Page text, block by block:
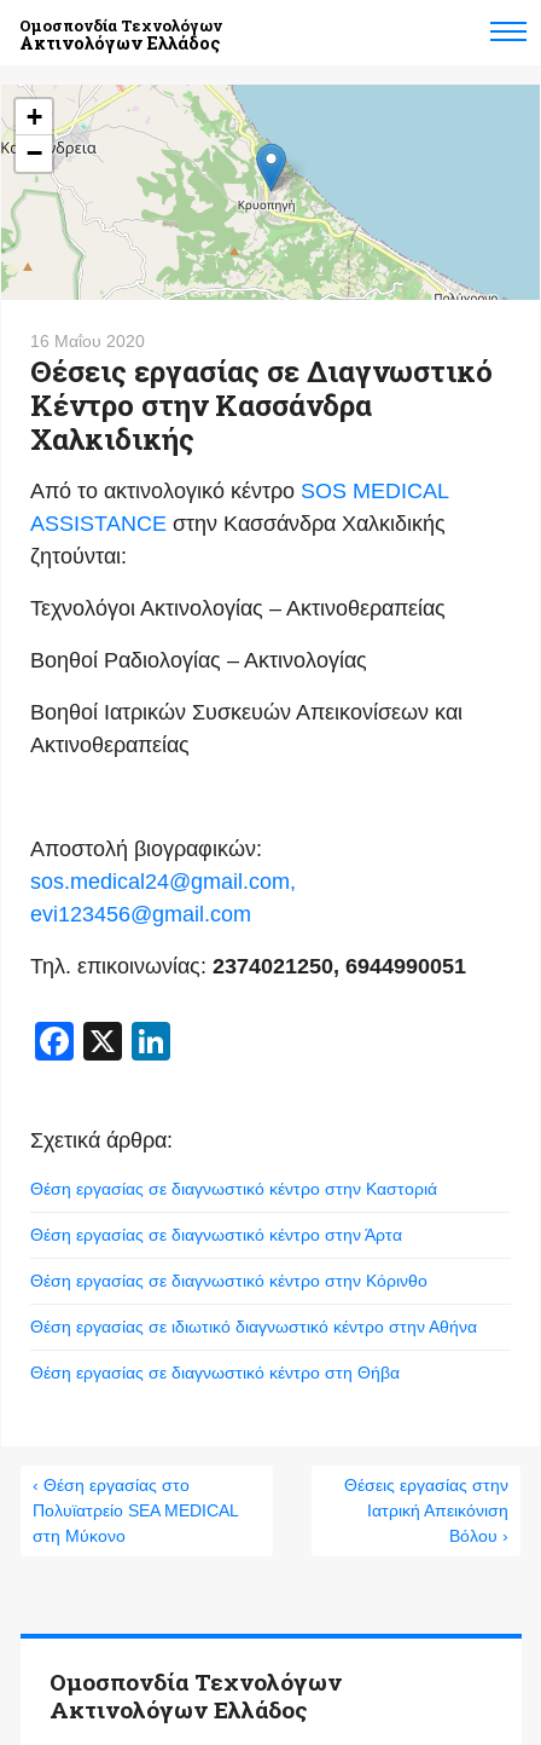
Ομοσπονδία Τεχνολόγων
Ακτινολόγων Ελλάδος
+
−
16 Μαΐου 2020
Θέσεις εργασίας σε Διαγνωστικό
Κέντρο στην Κασσάνδρα
Χαλκιδικής
Από το ακτινολογικό κέντρο SOS MEDICAL
ASSISTANCE στην Κασσάνδρα Χαλκιδικής
ζητούνται:
Τεχνολόγοι Ακτινολογίας – Ακτινοθεραπείας
Βοηθοί Ραδιολογίας – Ακτινολογίας
Βοηθοί Ιατρικών Συσκευών Απεικονίσεων και
Ακτινοθεραπείας
Αποστολή βιογραφικών:
sos.medical24@gmail.com,
evi123456@gmail.com
Τηλ. επικοινωνίας: 2374021250, 6944990051
Facebook
X
Σχετικά άρθρα:
Θέση εργασίας σε διαγνωστικό κέντρο στην Καστοριά
Θέση εργασίας σε διαγνωστικό κέντρο στην Άρτα
Θέση εργασίας σε διαγνωστικό κέντρο στην Κόρινθο
Θέση εργασίας σε ιδιωτικό διαγνωστικό κέντρο στην Αθήνα
Θέση εργασίας σε διαγνωστικό κέντρο στη Θήβα
‹ Θέση εργασίας στο
Πολυϊατρείο SEA MEDICAL
στη Μύκονο
Θέσεις εργασίας στην
Ιατρική Απεικόνιση
Βόλου ›
Ομοσπονδία Τεχνολόγων
Ακτινολόγων Ελλάδος